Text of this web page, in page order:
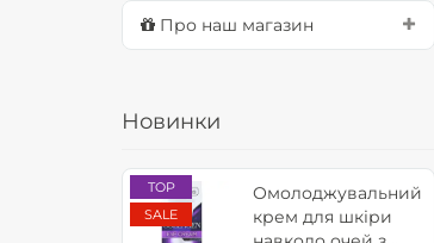
Про наш магазин
Новинки
TOP
SALE
Омолоджувальний
крем для шкіри